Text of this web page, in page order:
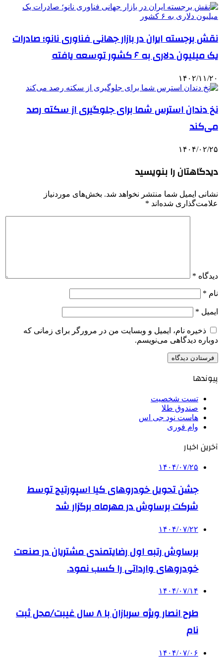
نقش برجسته ایران در بازار جهانی فناوری نانو؛ صادرات
یک‌ میلیون دلاری به ۶ کشور توسعه یافته
۱۴۰۲/۱۱/۲۰
نخ دندان استرس شما برای جلوگیری از سکته رصد
می‌کند
۱۴۰۴/۰۲/۲۵
دیدگاهتان را بنویسید
نشانی ایمیل شما منتشر نخواهد شد. بخش‌های موردنیاز
علامت‌گذاری شده‌اند *
دیدگاه *
نام *
ایمیل *
ذخیره نام، ایمیل و وبسایت من در مرورگر برای زمانی که
دوباره دیدگاهی می‌نویسم.
پیوندها
تست شخصیت
صندوق طلا
هاست نود جی اس
وام فوری
آخرین اخبار
۱۴۰۴/۰۷/۲۵
جشن تحویل خودروهای کیا اسپورتیج توسط
شرکت برساوش در مهرماه برگزار شد
۱۴۰۴/۰۷/۲۲
برساوش رتبه اول رضایتمندی مشتریان در صنعت
خودروهای وارداتی را کسب نمود.
۱۴۰۴/۰۷/۱۴
طرح انصار ویژه سربازان با ۸ سال غیبت/محل ثبت
نام
۱۴۰۴/۰۷/۰۶